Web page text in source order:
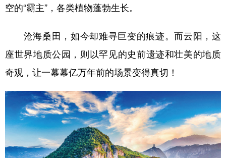
空的“霸主”，各类植物蓬勃生长。
沧海桑田，如今却难寻巨变的痕迹。而云阳，这
座世界地质公园，则以罕见的史前遗迹和壮美的地质
奇观，让一幕幕亿万年前的场景变得真切！